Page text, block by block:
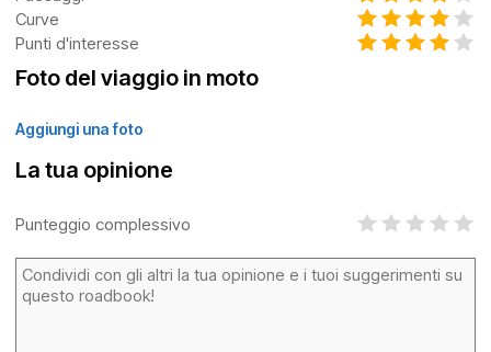
Curve
Punti d'interesse
Foto del viaggio in moto
Aggiungi una foto
La tua opinione
Punteggio complessivo